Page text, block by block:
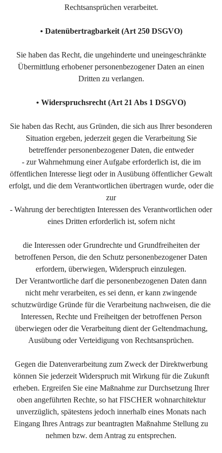
Rechtsansprüchen verarbeitet.
• Datenübertragbarkeit (Art 250 DSGVO)
Sie haben das Recht, die ungehinderte und uneingeschränkte
Übermittlung erhobener personenbezogener Daten an einen
Dritten zu verlangen.
• Widerspruchsrecht (Art 21 Abs 1 DSGVO)
Sie haben das Recht, aus Gründen, die sich aus Ihrer besonderen
Situation ergeben, jederzeit gegen die Verarbeitung Sie
betreffender personenbezogener Daten, die entweder
- zur Wahrnehmung einer Aufgabe erforderlich ist, die im
öffentlichen Interesse liegt oder in Ausübung öffentlicher Gewalt
erfolgt, und die dem Verantwortlichen übertragen wurde, oder die
zur
- Wahrung der berechtigten Interessen des Verantwortlichen oder
eines Dritten erforderlich ist, sofern nicht
die Interessen oder Grundrechte und Grundfreiheiten der
betroffenen Person, die den Schutz personenbezogener Daten
erfordern, überwiegen, Widerspruch einzulegen.
Der Verantwortliche darf die personenbezogenen Daten dann
nicht mehr verarbeiten, es sei denn, er kann zwingende
schutzwürdige Gründe für die Verarbeitung nachweisen, die die
Interessen, Rechte und Freiheitgen der betroffenen Person
überwiegen oder die Verarbeitung dient der Geltendmachung,
Ausübung oder Verteidigung von Rechtsansprüchen.
Gegen die Datenverarbeitung zum Zweck der Direktwerbung
können Sie jederzeit Widerspruch mit Wirkung für die Zukunft
erheben. Ergreifen Sie eine Maßnahme zur Durchsetzung Ihrer
oben angeführten Rechte, so hat FISCHER wohnarchitektur
unverzüglich, spätestens jedoch innerhalb eines Monats nach
Eingang Ihres Antrags zur beantragten Maßnahme Stellung zu
nehmen bzw. dem Antrag zu entsprechen.